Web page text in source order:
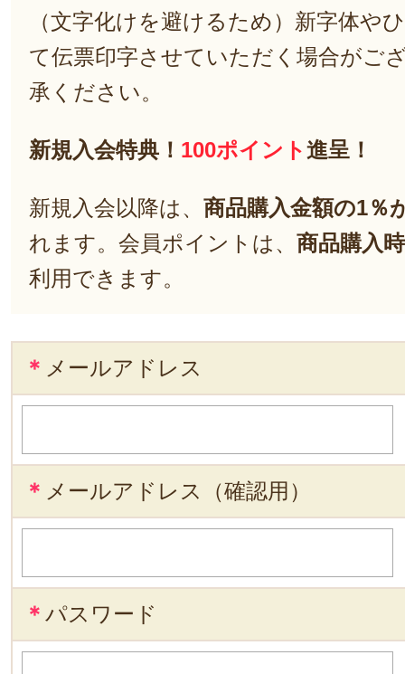
（文字化けを避けるため）新字体や
て伝票印字させていただく場合がご
承ください。
新規入会特典！ 100ポイント進呈！
新規入会以降は、 商品購入金額の1％
れます。会員ポイントは、 商品購入
利用できます。
＊ メールアドレス
＊ メールアドレス（確認用）
＊ パスワード